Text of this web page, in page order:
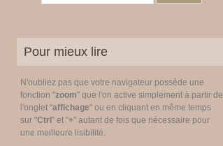
Pour mieux lire
N'oubliez pas que votre navigateur possède une
fonction "zoom" que l'on active simplement à partir de
l'onglet "affichage" ou en cliquant en même temps
sur "Ctrl " et "+" autant de fois que nécessaire pour
une meilleure lisibilité.